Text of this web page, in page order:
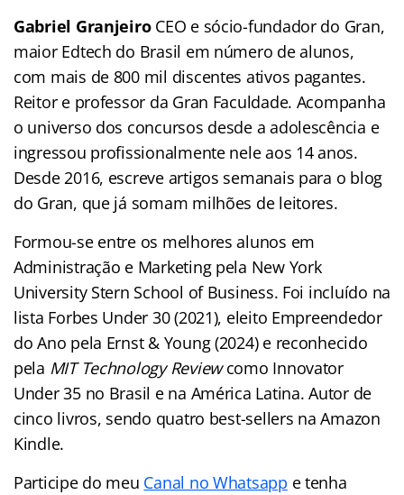
Gabriel GranjeiroCEO e sócio-fundador do Gran,
maior Edtech do Brasil em número de alunos,
com mais de 800 mil discentes ativos pagantes.
Reitor e professor da Gran Faculdade. Acompanha
o universo dos concursos desde a adolescência e
ingressou profissionalmente nele aos 14 anos.
Desde 2016, escreve artigos semanais para o blog
do Gran, que já somam milhões de leitores.
Formou-se entre os melhores alunos em
Administração e Marketing pela New York
University Stern School of Business. Foi incluído na
lista Forbes Under 30 (2021), eleito Empreendedor
do Ano pela Ernst & Young (2024) e reconhecido
pela MIT Technology Reviewcomo Innovator
Under 35 no Brasil e na América Latina. Autor de
cinco livros, sendo quatro best-sellers na Amazon
Kindle.
Participe do meu Canal no Whatsapp e tenha